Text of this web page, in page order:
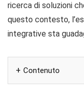
ricerca di soluzioni
questo contesto,
integrative sta
Contenuto